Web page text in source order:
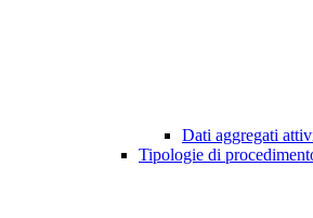
Dati aggregati
Tipologie di